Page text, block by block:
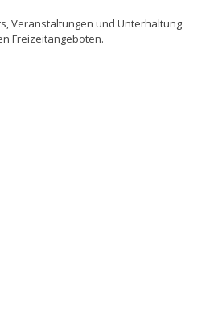
Veranstaltungen und Unterhaltung
Freizeitangeboten.